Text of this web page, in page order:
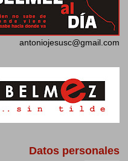
antoniojesusc@gmail.com
Datos personales